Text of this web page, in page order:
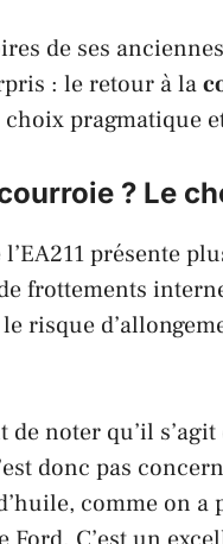
de ses
: le retour à la
pragmatique
? Le
EA211présente
frottements
risque
noter qu’il s’agit
donc pas
comme on a